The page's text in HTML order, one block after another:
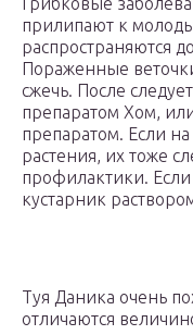
прилипают к
распространяются
Пораженные
сжечь. После
препаратом Хом,
препаратом. Если
растения, их тоже
профилактики. Если
кустарник
Туя Даника очень
отличаются